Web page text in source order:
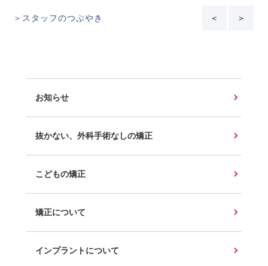
＞スタッフのつぶやき ＜ ＞
お知らせ
抜かない、外科手術なしの矯正
こどもの矯正
矯正について
インプラントについて